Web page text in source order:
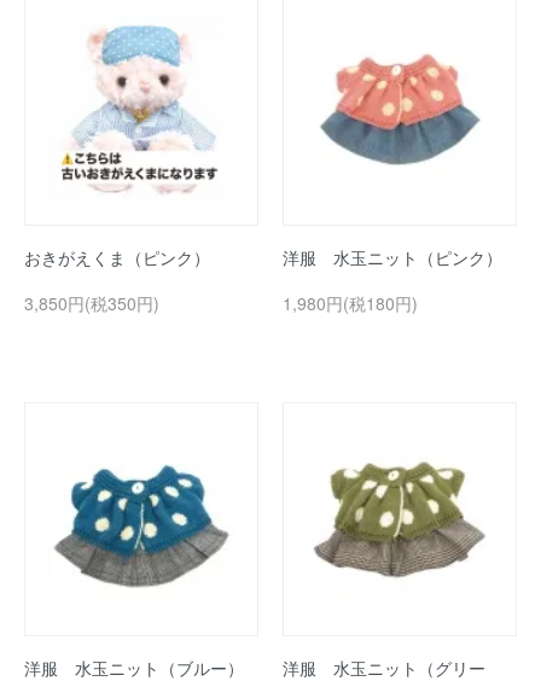
おきがえくま（ピンク）
3,850円(税350円)
洋服 水玉ニット（ピンク）
1,980円(税180円)
洋服 水玉ニット（ブルー）
洋服 水玉ニット（グリー